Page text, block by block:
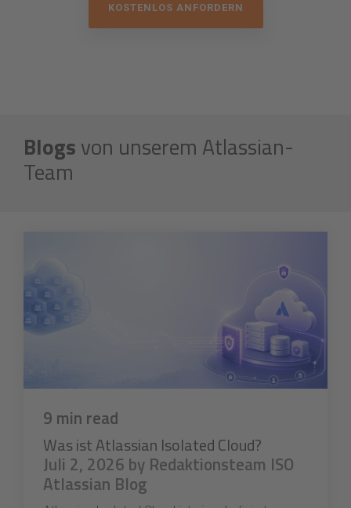
KOSTENLOS ANFORDERN
Blogsvon unserem Atlassian-
Team
9 min read
Was ist Atlassian Isolated Cloud?
Juli 2, 2026 by Redaktionsteam ISO
Atlassian Blog